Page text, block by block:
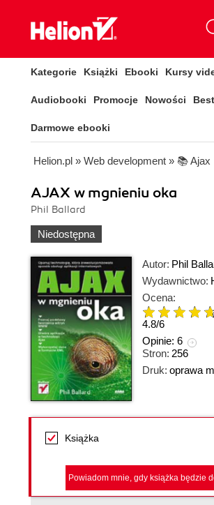
Kategorie Książki Ebooki Kursy
Audiobooki Promocje Nowości
Darmowe ebooki
Helion.pl » Web development » 📚 Ajax
AJAX w mgnieniu oka
Phil Ballard
Niedostępna
Autor: Phil
Wydawnictwo:
Ocena:
4.8/6
Opinie: 6
Stron: 256
Druk: oprawa
Książka
Powiadom mnie, gdy książka będzie